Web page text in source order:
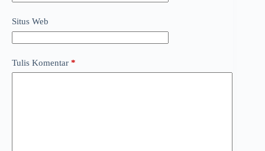
Situs Web
Tulis Komentar *